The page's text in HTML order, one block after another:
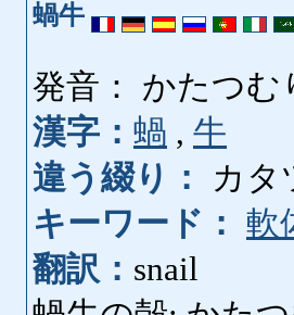
蝸牛
発音： かたつむ
漢字： 蝸 , 牛
違う綴り：
カタ
キーワード： 軟
翻訳： snail